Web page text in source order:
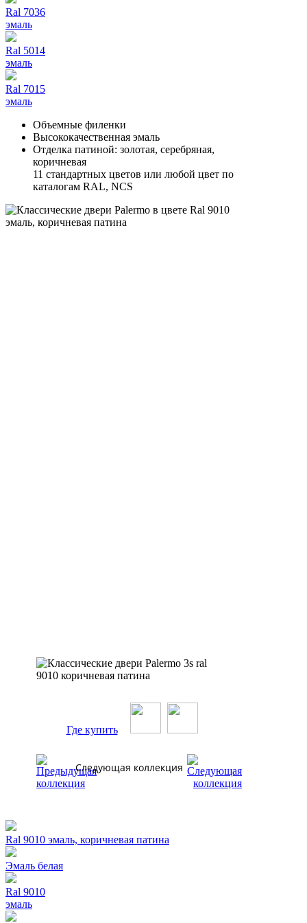
Ral 7036
эмаль
Ral 5014
эмаль
Ral 7015
эмаль
Объемные филенки
Высококачественная эмаль
Отделка патиной: золотая, серебряная,
коричневая
11 стандартных цветов или любой цвет по
каталогам RAL, NCS
Где купить
Следующая коллекция
Ral 9010 эмаль, коричневая патина
Эмаль белая
Ral 9010
эмаль